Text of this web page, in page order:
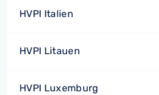
HVPI Italien
HVPI Litauen
HVPI Luxemburg